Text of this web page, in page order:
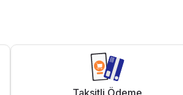
Taksitli Ödeme